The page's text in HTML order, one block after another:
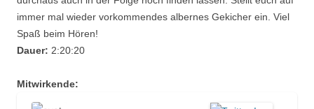
immer mal wieder vorkommendes albernes Gekicher ein. Viel
Spaß beim Hören!
Dauer: 2:20:20
Mitwirkende: